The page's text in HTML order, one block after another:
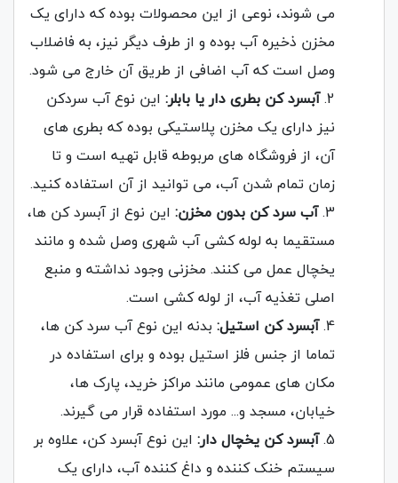
می شوند، نوعی از این محصولات بوده که دارای یک
مخزن ذخیره آب بوده و از طرف دیگر نیز، به فاضلاب
وصل است که آب اضافی از طریق آن خارج می شود.
آبسرد کن بطری دار یا بابلر: این نوع آب سردکن
نیز دارای یک مخزن پلاستیکی بوده که بطری های
آن، از فروشگاه های مربوطه قابل تهیه است و تا
زمان تمام شدن آب، می توانید از آن استفاده کنید.
آب سرد کن بدون مخزن: این نوع از آبسرد کن ها،
مستقیما به لوله کشی آب شهری وصل شده و مانند
یخچال عمل می کنند. مخزنی وجود نداشته و منبع
اصلی تغذیه آب، از لوله کشی است.
آبسرد کن استیل: بدنه این نوع آب سرد کن ها،
تماما از جنس فلز استیل بوده و برای استفاده در
مکان های عمومی مانند مراکز خرید، پارک ها،
خیابان، مسجد و... مورد استفاده قرار می گیرند.
آبسرد کن یخچال دار: این نوع آبسرد کن، علاوه بر
سیستم خنک کننده و داغ کننده آب، دارای یک